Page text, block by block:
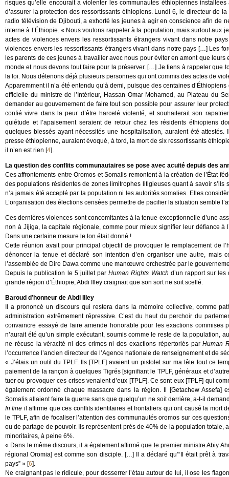
risques qu’elle encourait à violenter les communautés éthiopiennes
d’assurer la protection des ressortissants éthiopiens. Lundi 6, le directeur de
radio télévision de Djibouti, a exhorté les jeunes à agir en conscience afin de
interne à l’Éthiopie. « Nous voulons rappeler à la population, mais surtout aux
actes de violences envers les ressortissants étrangers vivant dans notre
violences envers les ressortissants étrangers vivant dans notre pays […] Les
les parents de ces jeunes à travailler avec nous pour éviter en amont que
monde et nous devons tout faire pour la préserver. […] Je tiens à rappeler que
la loi. Nous détenons déjà plusieurs personnes qui ont commis des actes de
Apparemment il n’a été entendu qu’à demi, puisque des centaines
officielle du ministre de l’Intérieur, Hassan Omar Mohamed, au Plateau du
demander au gouvernement de faire tout son possible pour assurer leur
confié vivre dans la peur d’être harcelé violenté, et souhaiterait son
quiétude et l’apaisement seraient de retour chez les résidents éthiopiens
quelques blessés ayant nécessités une hospitalisation, auraient été
presse éthiopienne, auraient évoqué, à tord, la mort de six ressortissants
il n’en est rien [4].
La question des conflits communautaires se pose avec acuité depuis des
Ces affrontements entre Oromos et Somalis remontent à la création de l’État
des populations résidentes de zones limitrophes litigieuses quant à savoir
n’a jamais été accepté par la population ni les autorités somalies. Elles
L’organisation des élections censées permettre de pacifier la situation semble
Ces dernières violences sont concomitantes à la tenue exceptionnelle d’une
non à Jijiga, la capitale régionale, comme pour mieux signifier leur défiance à
Dans une certaine mesure le ton était donné !
Cette réunion avait pour principal objectif de provoquer le remplacement de
dénoncer la tenue et déclaré son intention d’en organiser une autre,
l’assemblée de Dire Dawa comme une manœuvre orchestrée par le
Depuis la publication le 5 juillet parHuman Rights Watch d’un rapport sur
grande région d’Éthiopie, Abdi Illey craignait que son sort ne soit scellé.
Baroud d’honneur de Abdi Illey
Il a prononcé un discours qui restera dans la mémoire collective, comme
administration extrêmement répressive. C’est du haut du perchoir du
convaincre essayé de faire amende honorable pour les exactions
n’aurait été qu’un simple exécutant, soumis comme le reste de la population,
ne récuse la véracité ni des crimes ni des exactions répertoriés parHuman
l’occurrence l’ancien directeur de l’Agence nationale de renseignement et de
« J’étais un outil du TPLF. Ils [TPLF] avaient un pistolet sur ma tête tout ce
paiement de la rançon à quelques Tigrés [signifiant le TPLF, généraux et
tuer ou provoquer ces crises venaient d’eux [TPLF]. Ce sont eux [TPLF] qui
également ordonné chaque massacre dans la région. Il [Getachew Assefa]
Somalis allaient faire la guerre sans que quelqu’un ne soit derrière, a-t-il
In fine il affirme que ces conflits identitaires et frontaliers qui ont causé la mort
le TPLF, afin de focaliser l’attention des communautés oromos sur ces
ou de partage de pouvoir. Ils représentent près de 40% de la population totale,
minoritaires, à peine 6%.
« Dans le même discours, il a également affirmé que le premier ministre Abiy
régional Oromia] est comme son disciple. […] Il a déclaré qu’“Il était prêt à
pays” » [6].
Ne craignant pas le ridicule, pour desserrer l’étau autour de lui, il ose les